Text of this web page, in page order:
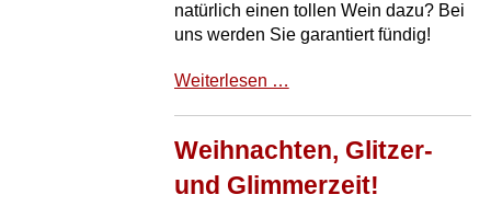
natürlich einen tollen Wein dazu? Bei
uns werden Sie garantiert fündig!
Weiterlesen …
Weihnachten, Glitzer-
und Glimmerzeit!